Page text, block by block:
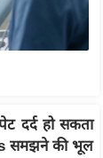
दर्द हो सकता
समझने की भूल